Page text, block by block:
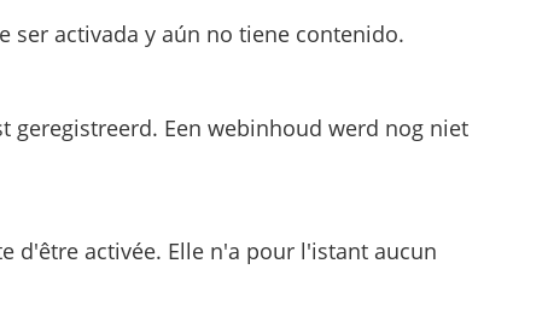
ser activada y aún no tiene contenido.
geregistreerd. Een webinhoud werd nog niet
d'être activée. Elle n'a pour l'istant aucun